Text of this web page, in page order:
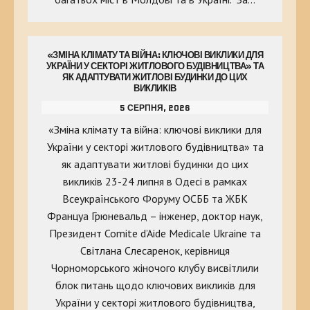
«ЗМІНА КЛІМАТУ ТА ВІЙНА: КЛЮЧОВІ ВИКЛИКИ ДЛЯ
УКРАЇНИ У СЕКТОРІ ЖИТЛОВОГО БУДІВНИЦТВА» ТА
ЯК АДАПТУВАТИ ЖИТЛОВІ БУДИНКИ ДО ЦИХ
ВИКЛИКІВ
5 СЕРПНЯ, 2026
«Зміна клімату та війна: ключові виклики для
України у секторі житлового будівництва» та
як адаптувати житлові будинки до цих
викликів 23-24 липня в Одесі в рамках
Всеукраїнського Форуму ОСББ та ЖБК
Француа Грюневальд – інженер, доктор наук,
Президент Comite d’Aide Medicale Ukraine та
Світлана Слесаренок, керівниця
Чорноморського жіночого клубу висвітлили
блок питань щодо ключових викликів для
України у секторі житлового будівництва,